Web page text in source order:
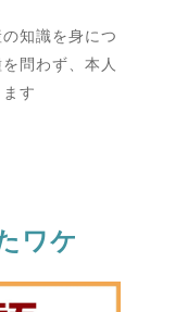
知識を身につ
問わず、本人
す
ワケ